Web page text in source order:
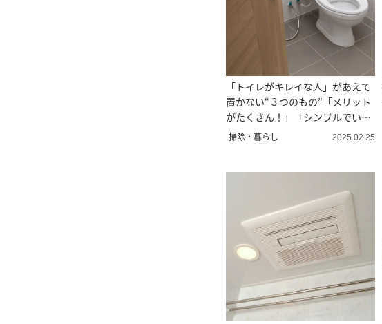
「トイレがキレイな人」があえて
置かない“３つのもの”「メリット
がたくさん！」「シンプルでいい
んだ…」
掃除・暮らし 2025.02.25